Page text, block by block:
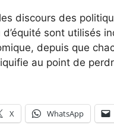
discours des
sont utilisés
depuis que
au point de
X WhatsApp